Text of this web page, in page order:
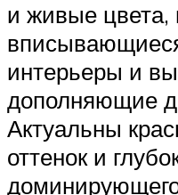
и живые цвета,
интерьеры и
дополняющие
Актуальны
оттенок и